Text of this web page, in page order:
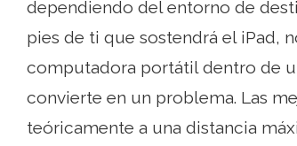
dependiendo del entorno de
pies de ti que sostendrá el iPad,
computadora portátil dentro de
convierte en un problema. Las
teóricamente a una distancia